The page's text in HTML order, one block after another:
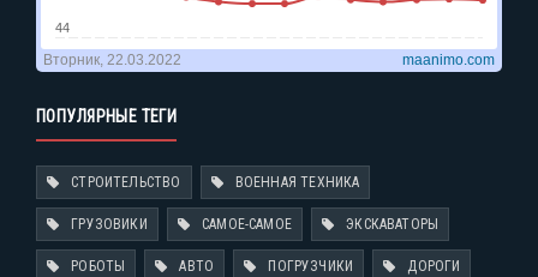
ПОПУЛЯРНЫЕ ТЕГИ
СТРОИТЕЛЬСТВО ВОЕННАЯ ТЕХНИКА
ГРУЗОВИКИ САМОЕ-САМОЕ ЭКСКАВАТОРЫ
РОБОТЫ АВТО ПОГРУЗЧИКИ ДОРОГИ